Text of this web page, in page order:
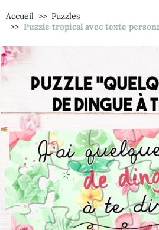
Accueil
Puzzles
Puzzle tropical avec texte